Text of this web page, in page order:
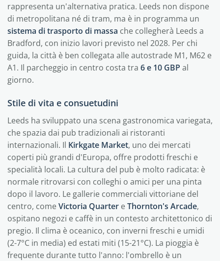
rappresenta un'alternativa pratica. Leeds non dispone
di metropolitana né di tram, ma è in programma un
sistema di trasporto di massa che collegherà Leeds a
Bradford, con inizio lavori previsto nel 2028. Per chi
guida, la città è ben collegata alle autostrade M1, M62 e
A1. Il parcheggio in centro costa tra 6 e 10 GBP al
giorno.
Stile di vita e consuetudini
Leeds ha sviluppato una scena gastronomica variegata,
che spazia dai pub tradizionali ai ristoranti
internazionali. Il Kirkgate Market, uno dei mercati
coperti più grandi d'Europa, offre prodotti freschi e
specialità locali. La cultura del pub è molto radicata: è
normale ritrovarsi con colleghi o amici per una pinta
dopo il lavoro. Le gallerie commerciali vittoriane del
centro, comeVictoria Quarter eThornton's Arcade,
ospitano negozi e caffè in un contesto architettonico di
pregio. Il clima è oceanico, con inverni freschi e umidi
(2-7°C in media) ed estati miti (15-21°C). La pioggia è
frequente durante tutto l'anno: l'ombrello è un